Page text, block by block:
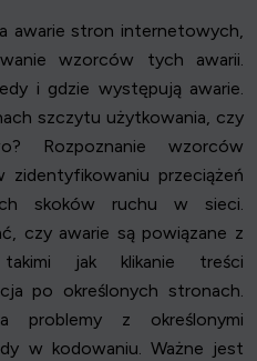
awarie stron internetowych,
wzorców tych awarii.
i gdzie występują awarie.
szczytu użytkowania, czy
Rozpoznanie wzorców
przeciążeń
skoków ruchu w sieci.
czy awarie są powiązane z
takimi jak klikanie treści
po określonych stronach.
problemy z określonymi
w kodowaniu. Ważne jest